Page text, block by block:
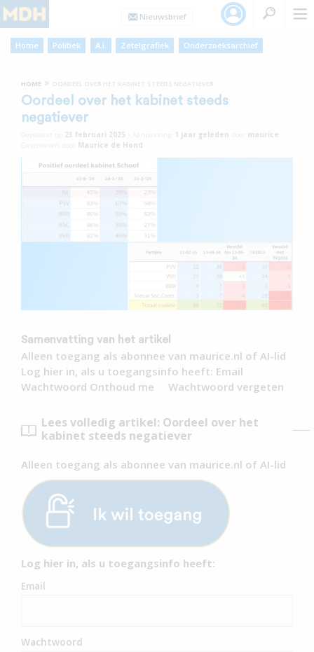
Home Politiek A.I. Zetelgrafiek Onderzoeksarchief
HOME »
Oordeel over het kabinet steeds
negatiever
23 februari 2025 1 jaar geleden
maurice
Maurice de Hond
Samenvatting van het artikel
Alleen toegang als abonnee van maurice.nl of AI-lid
Log hier in, als u toegangsinfo heeft: Email
Wachtwoord Onthoud me Wachtwoord vergeten
Lees volledig artikel: Oordeel over het
kabinet steeds negatiever
Alleen toegang als abonnee van maurice.nl of AI-lid
Log hier in, als u toegangsinfo heeft:
Email
Wachtwoord